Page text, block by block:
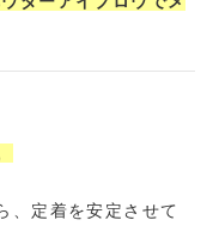
、定着を安定させて